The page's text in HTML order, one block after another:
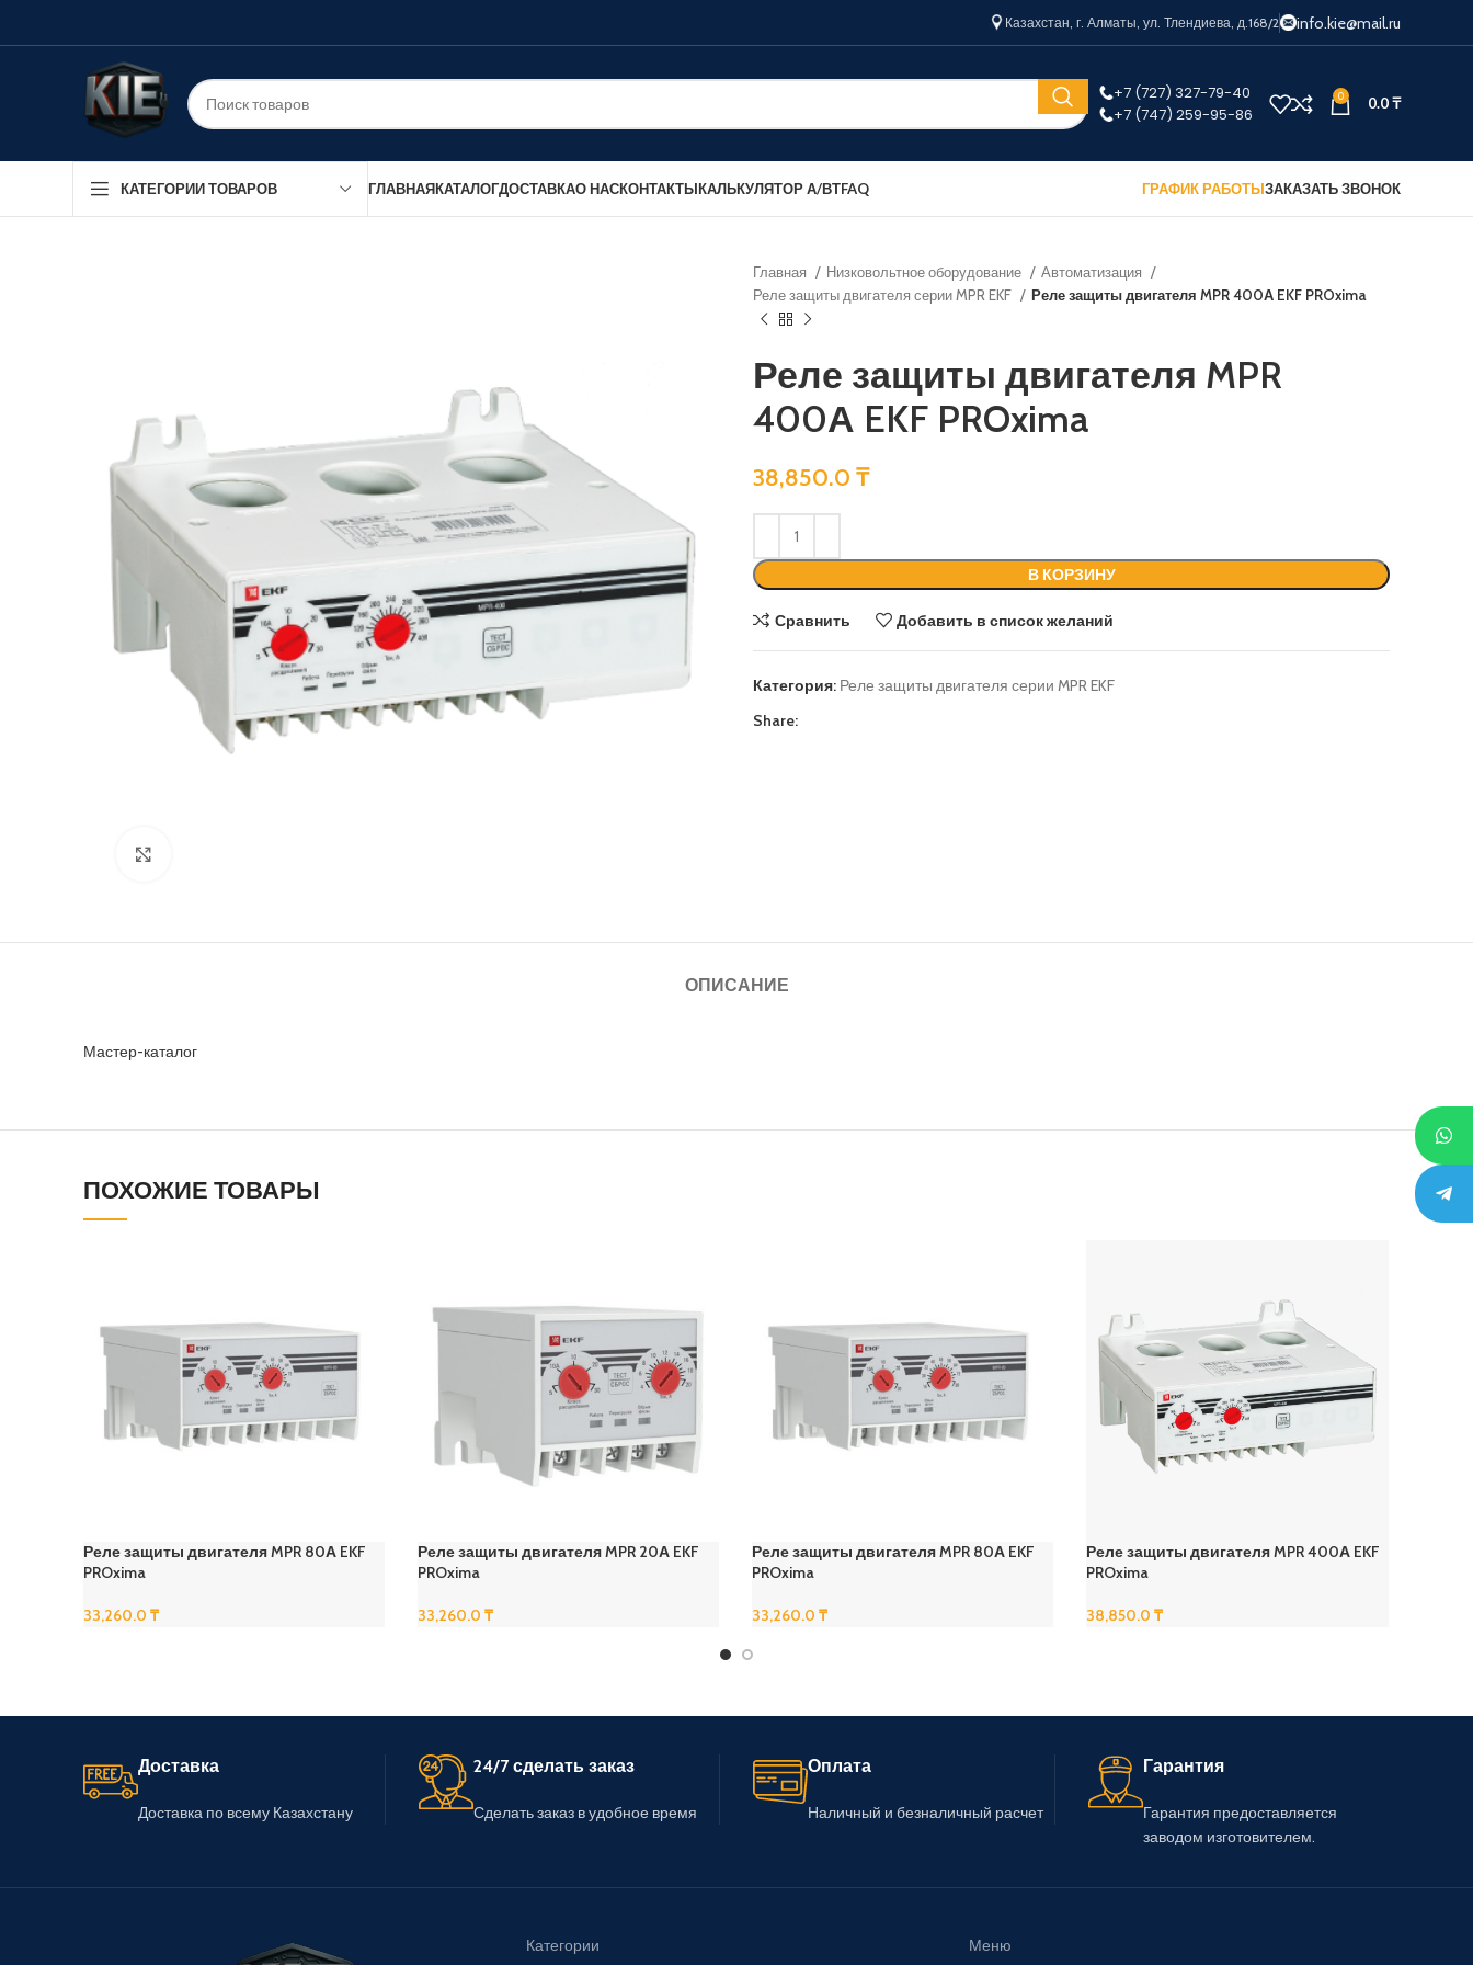
Казахстан, г. Алматы, ул. Тлендиева, д.168/2 info.kie@mail.ru
+7 (727) 327-79-40
+7 (747) 259-95-86
0 0.0₸
КАТЕГОРИИ ТОВАРОВ ГЛАВНАЯКАТАЛОГДОСТАВКАО НАСКОНТАКТЫКАЛЬКУЛЯТОР А/ВТFAQ ГРАФИК РАБОТЫЗАКАЗАТЬ ЗВОНОК
Главная Низковольтное оборудование
Автоматизация
Реле защиты двигателя серии MPR EKF
Реле защиты двигателя MPR 400А EKF PROxima
Реле защиты двигателя MPR
400А EKF PROxima
38,850.0 ₸
В КОРЗИНУ
Сравнить Добавить в список желаний
Категория: Реле защиты двигателя серии MPR EKF
Share:
ОПИСАНИЕ
Мастер-каталог
ПОХОЖИЕ ТОВАРЫ
Реле защиты двигателя MPR 80А EKF
PROxima
33,260.0 ₸
Реле защиты двигателя MPR 20А EKF
PROxima
33,260.0₸
Реле защиты двигателя MPR 80А EKF
PROxima
33,260.0₸
Реле защиты двигателя MPR 400А EKF
PROxima
38,850.0₸
Доставка
Доставка по всему Казахстану
24/7 сделать заказ
Сделать заказ в удобное время
Оплата
Наличный и безналичный расчет
Гарантия
Гарантия предоставляется
заводом изготовителем.
Категории Меню